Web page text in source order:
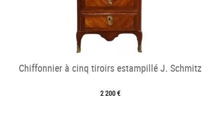
Chiffonnier à cinq tiroirs estampillé J. Schmitz
2 200 €